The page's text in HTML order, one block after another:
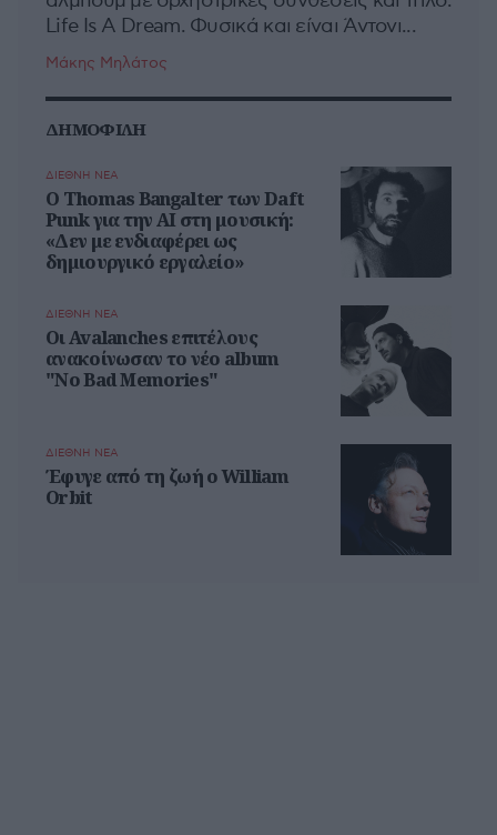
Life Is A Dream. Φυσικά και είναι Άντονι...
Μάκης Μηλάτος
ΔΗΜΟΦΙΛΗ
ΔΙΕΘΝΗ ΝΕΑ
Ο Thomas Bangalter των Daft
Punk για την AI στη μουσική:
«Δεν με ενδιαφέρει ως
δημιουργικό εργαλείο»
ΔΙΕΘΝΗ ΝΕΑ
Οι Avalanches επιτέλους
ανακοίνωσαν το νέο album
"No Bad Memories"
ΔΙΕΘΝΗ ΝΕΑ
Έφυγε από τη ζωή ο William
Orbit